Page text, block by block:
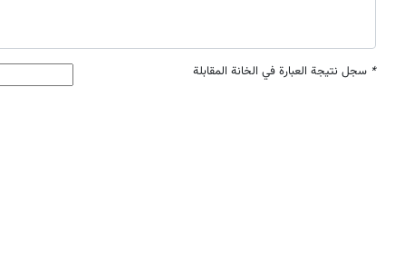
* سجل نتيجة العبارة في الخانة المقابلة